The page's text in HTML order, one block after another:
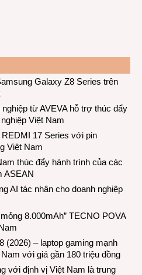
Galaxy Z8 Series trên
từ AVEVA hỗ trợ thúc đẩy
Việt Nam
17 Series với pin
Việt Nam
thúc đẩy hành trình của các
ASEAN
AI tác nhân cho doanh nghiệp
8.000mAh” TECNO POVA
(2026) – laptop gaming mạnh
với giá gần 180 triệu đồng
với định vị Việt Nam là trung